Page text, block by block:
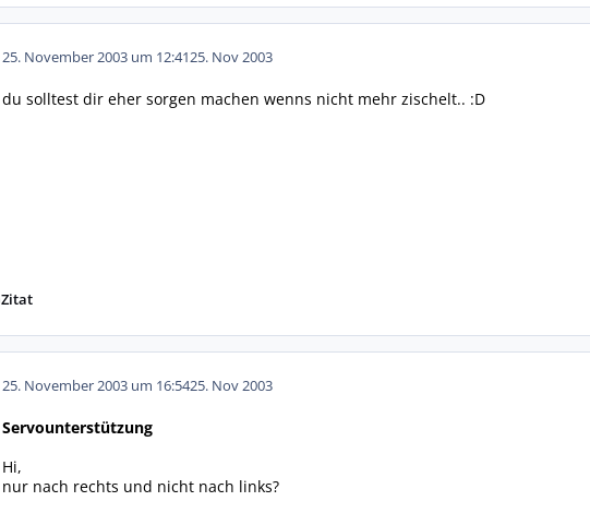
25. November 2003 um 12:4125. Nov 2003
du solltest dir eher sorgen machen wenns nicht mehr zischelt.. :D
Zitat
25. November 2003 um 16:5425. Nov 2003
Servounterstützung
Hi,
nur nach rechts und nicht nach links?